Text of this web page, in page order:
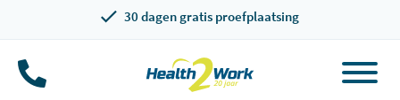
30 dagen gratis proefplaatsing